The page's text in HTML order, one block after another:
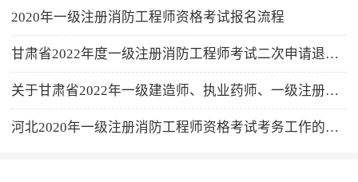
2020年一级注册消防工程师资格考试报名流程
甘肃省2022年度一级注册消防工程师考试二次申请退费的通告
关于甘肃省2022年一级建造师、执业药师、一级注册消防工程师三项职业资格考试（补考）成绩公布时间的通告
河北2020年一级注册消防工程师资格考试考务工作的通知